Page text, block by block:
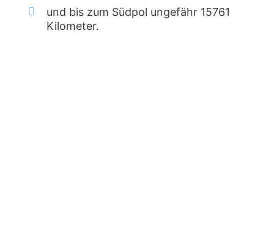
und bis zum Südpol ungefähr 15761
Kilometer.